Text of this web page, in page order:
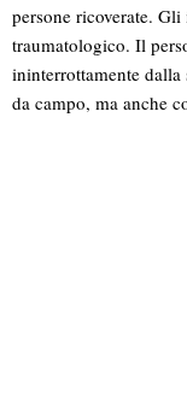
persone ricoverate.
traumatologico. Il
ininterrottamente dalla
da campo, ma anche